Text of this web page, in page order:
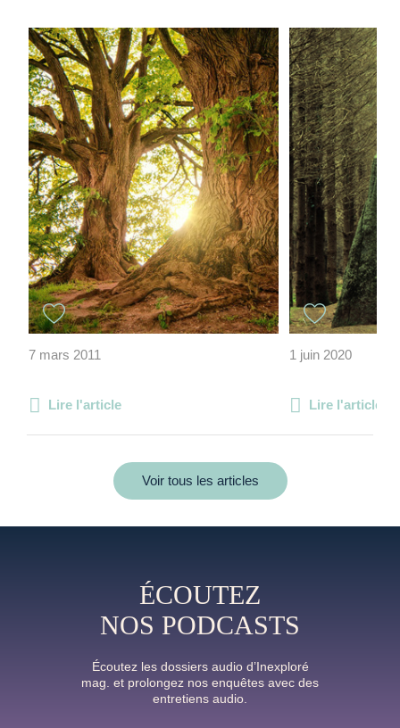
7 mars 2011
Lire l'article
1 juin 2020
Lire l'article
Voir tous les articles
ÉCOUTEZ
NOS PODCASTS
Écoutez les dossiers audio d’Inexploré
mag. et prolongez nos enquêtes avec des
entretiens audio.